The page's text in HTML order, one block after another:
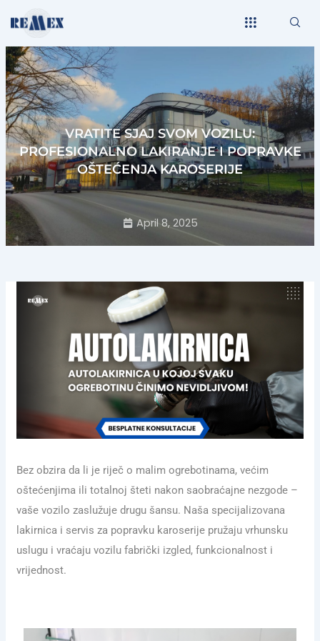
VRATITE SJAJ SVOM VOZILU:
PROFESIONALNO LAKIRANJE I POPRAVKE
OŠTEĆENJA KAROSERIJE
April 8, 2025
Bez obzira da li je riječ o malim ogrebotinama, većim
oštećenjima ili totalnoj šteti nakon saobraćajne nezgode –
vaše vozilo zaslužuje drugu šansu. Naša specijalizovana
lakirnica i servis za popravku karoserije pružaju vrhunsku
uslugu i vraćaju vozilu fabrički izgled, funkcionalnost i
vrijednost.